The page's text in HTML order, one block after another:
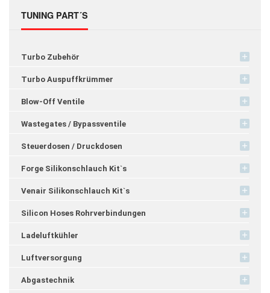
TUNING PART´S
Turbo Zubehör
Turbo Auspuffkrümmer
Blow-Off Ventile
Wastegates / Bypassventile
Steuerdosen / Druckdosen
Forge Silikonschlauch Kit`s
Venair Silikonschlauch Kit`s
Silicon Hoses Rohrverbindungen
Ladeluftkühler
Luftversorgung
Abgastechnik